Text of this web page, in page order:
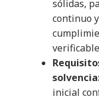
sólidas,
continuo
inicial